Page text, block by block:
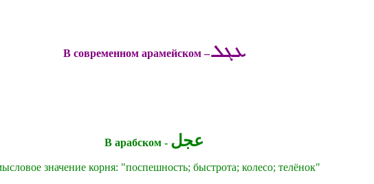
В современном арамейском –ܥܓܠ
В арабском - عجل
значение корня: "поспешность; быстрота; колесо; телёнок"